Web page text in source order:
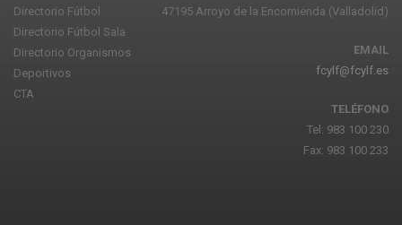
Directorio Fútbol
Directorio Fútbol Sala
Directorio Organismos
Deportivos
CTA
47195 Arroyo de la Encomienda (Valladolid)
EMAIL
fcylf@fcylf.es
TELÉFONO
Tel: 983 100 230
Fax: 983 100 233